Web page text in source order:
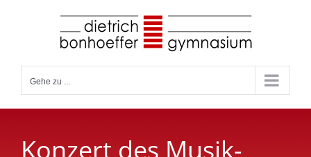
Gehe zu ...
Konzert des Musik-